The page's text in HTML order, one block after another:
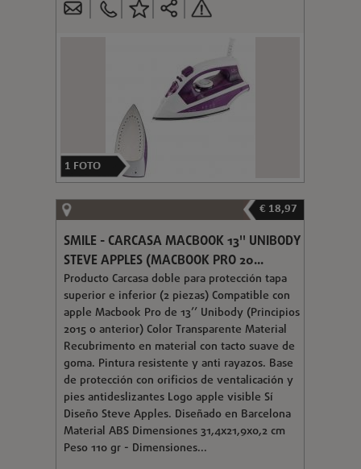
1 FOTO
€ 18,97
SMILE - CARCASA MACBOOK 13'' UNIBODY
STEVE APPLES (MACBOOK PRO 20...
Producto Carcasa doble para protección tapa
superior e inferior (2 piezas) Compatible con
apple Macbook Pro de 13’’ Unibody (Principios
2015 o anterior) Color Transparente Material
Recubrimento en material con tacto suave de
goma. Pintura resistente y anti rayazos. Base
de protección con orificios de ventalicación y
pies antideslizantes Logo apple visible Sí
Diseño Steve Apples. Diseñado en Barcelona
Material ABS Dimensiones 31,4x21,9x0,2 cm
Peso 110 gr - Dimensiones...